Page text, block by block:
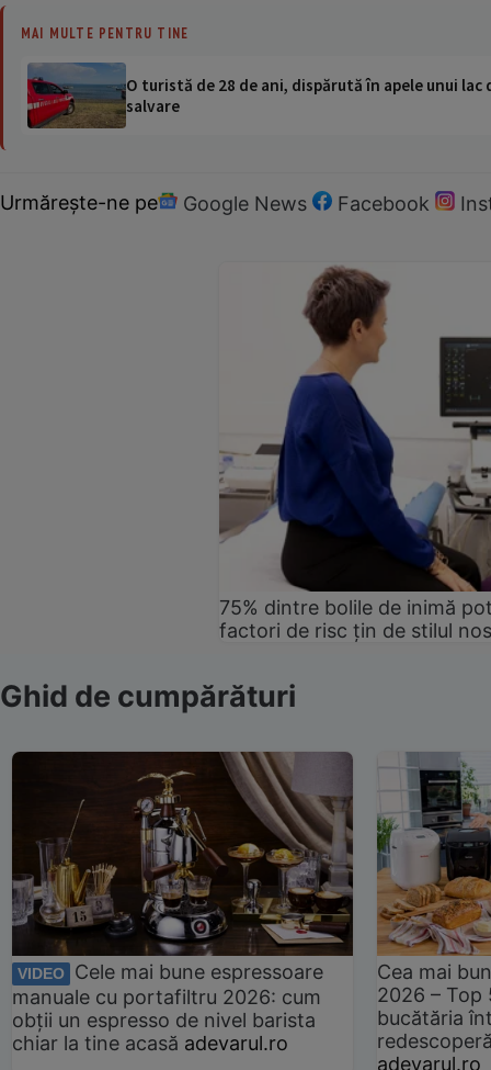
MAI MULTE PENTRU TINE
O turistă de 28 de ani, dispărută în apele unui
salvare
Urmărește-ne pe Google News Facebook
75% dintre bolile de inimă
factori de risc țin de stilul
Ghid de cumpărături
VIDEO
Cele mai bune espressoare
manuale cu portafiltru 2026: cum
obții un espresso de nivel barista
chiar la tine acasă adevarul.ro
Cea mai
2026 –
bucătăria
adevarul.ro